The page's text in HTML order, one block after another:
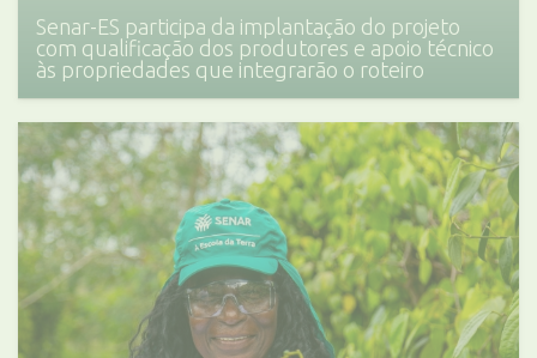
Senar-ES participa da implantação do projeto
com qualificação dos produtores e apoio técnico
às propriedades que integrarão o roteiro